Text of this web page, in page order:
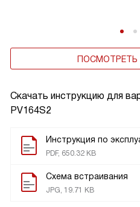
Скачать инструкцию для
PV164S2
Инструкция по
PDF, 650.32 KB
Схема встраивания
JPG, 19.71 KB
ПОСМОТРЕТЬ